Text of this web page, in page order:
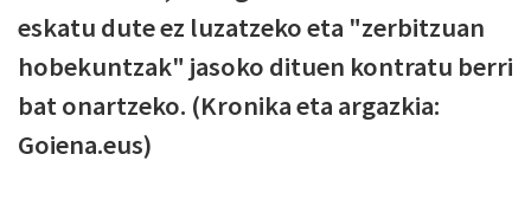
eskatu dute ez luzatzeko eta "zerbitzuan
hobekuntzak" jasoko dituen kontratu berri
bat onartzeko. (Kronika eta argazkia:
Goiena.eus)